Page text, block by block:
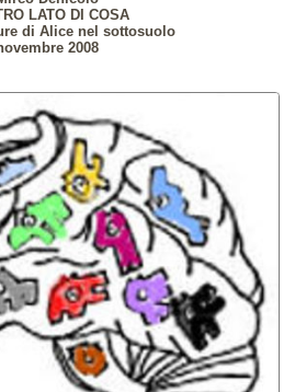
LATO DI COSA
di Alice nel sottosuolo
2008